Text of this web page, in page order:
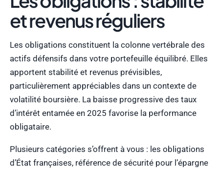
et revenus réguliers
Les obligations constituent la colonne vertébrale des
actifs défensifs dans votre portefeuille équilibré. Elles
apportent stabilité et revenus prévisibles,
particulièrement appréciables dans un contexte de
volatilité boursière. La baisse progressive des taux
d’intérêt entamée en 2025 favorise la performance
obligataire.
Plusieurs catégories s’offrent à vous : les obligations
d’État françaises, référence de sécurité pour l’épargne